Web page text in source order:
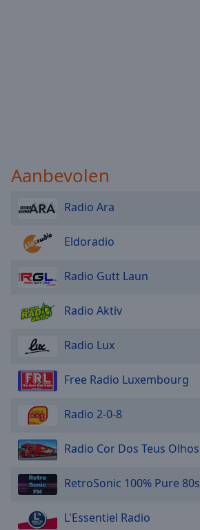
Aanbevolen
Radio Ara
Eldoradio
Radio Gutt Laun
Radio Aktiv
Radio Lux
Free Radio Luxembourg
Radio 2-0-8
Radio Cor Dos Teus Olhos
RetroSonic 100% Pure 80s
L'Essentiel Radio